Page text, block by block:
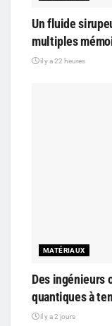
Un fluide
multiples
il y a 22 heures
MATÉRIAUX
Des ingénieurs
quantiques à
il y a 2 jours